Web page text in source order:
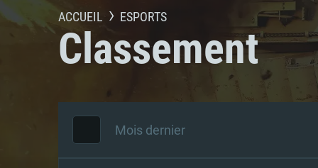
ACCUEIL ESPORTS
Classement
Mois dernier